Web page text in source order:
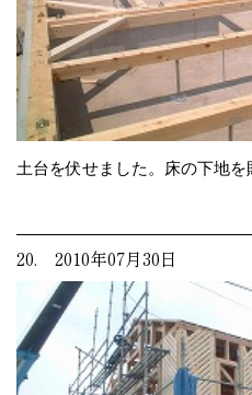
土台を伏せました。床の下地を
20. 2010年07月30日